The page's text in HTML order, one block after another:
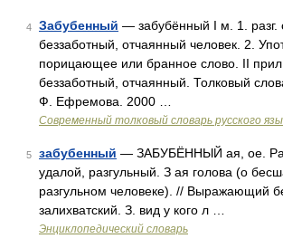
4 Забубенный — забубённый I м. 1. разг.
беззаботный, отчаянный человек. 2.
порицающее или бранное слово. II прил.
беззаботный, отчаянный. Толковый
Ф. Ефремова. 2000 …
Современный толковый словарь русского
5 забубенный — ЗАБУБЁННЫЙ ая, ое.
удалой, разгульный. З ая голова (о
разгульном человеке). // Выражающий
залихватский. З. вид у кого л …
Энциклопедический словарь